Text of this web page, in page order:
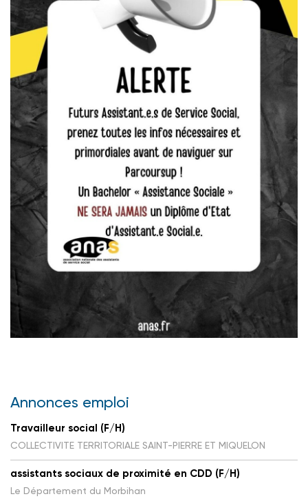
Annonces emploi
Travailleur social (F/H)
COLLECTIVITE TERRITORIALE SAINT-PIERRE ET MIQUELON
assistants sociaux de proximité en CDD (F/H)
Le Département du Morbihan